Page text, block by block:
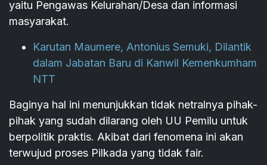
yaitu Pengawas Kelurahan/Desa dan informasi
masyarakat.
Karutan Maumere, Antonius Semuki, Dilantik
dalam Jabatan Baru di Kanwil Kemenkumham
NTT
Baginya hal ini menunjukkan tidak netralnya pihak-
pihak yang sudah dilarang oleh UU Pemilu untuk
berpolitik praktis. Akibat dari fenomena ini akan
terwujud proses Pilkada yang tidak fair.